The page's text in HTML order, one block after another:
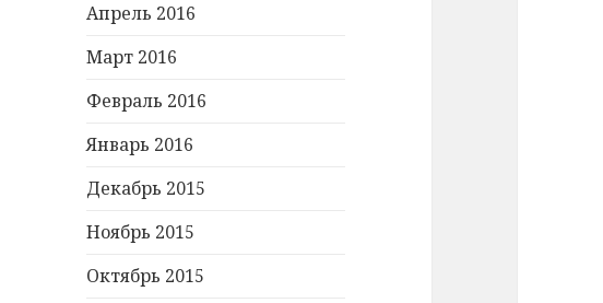
Апрель 2016
Март 2016
Февраль 2016
Январь 2016
Декабрь 2015
Ноябрь 2015
Октябрь 2015